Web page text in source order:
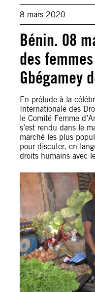
8 mars 2020
Bénin. 08
des
Gbégamey
En prélude à la
Internationale des
le Comité Femme
s’est rendu dans le
marché les plus
pour discuter, en
droits humains avec